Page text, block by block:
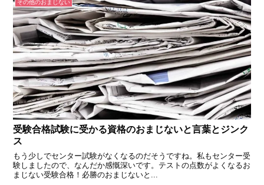
その他のおまじない
受験合格試験に受かる資格のおまじないと言葉とジンク
ス
もう少しでセンター試験がなくなるのだそうですね。私もセンター受
験しましたので、なんだか感慨深いです。テストの点数がよくなるお
まじない受験合格！必勝のおまじないと...